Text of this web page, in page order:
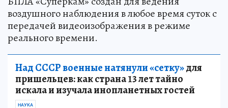
воздушного наблюдения в любое время суток с
передачей видеоизображения в режиме
реального времени.
Над СССР военные натянули «сетку»для
пришельцев: как страна 13 лет тайно
искала и изучала инопланетных гостей
НАУКА